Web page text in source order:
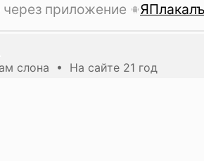
приложение
слона • На сайте 21 год